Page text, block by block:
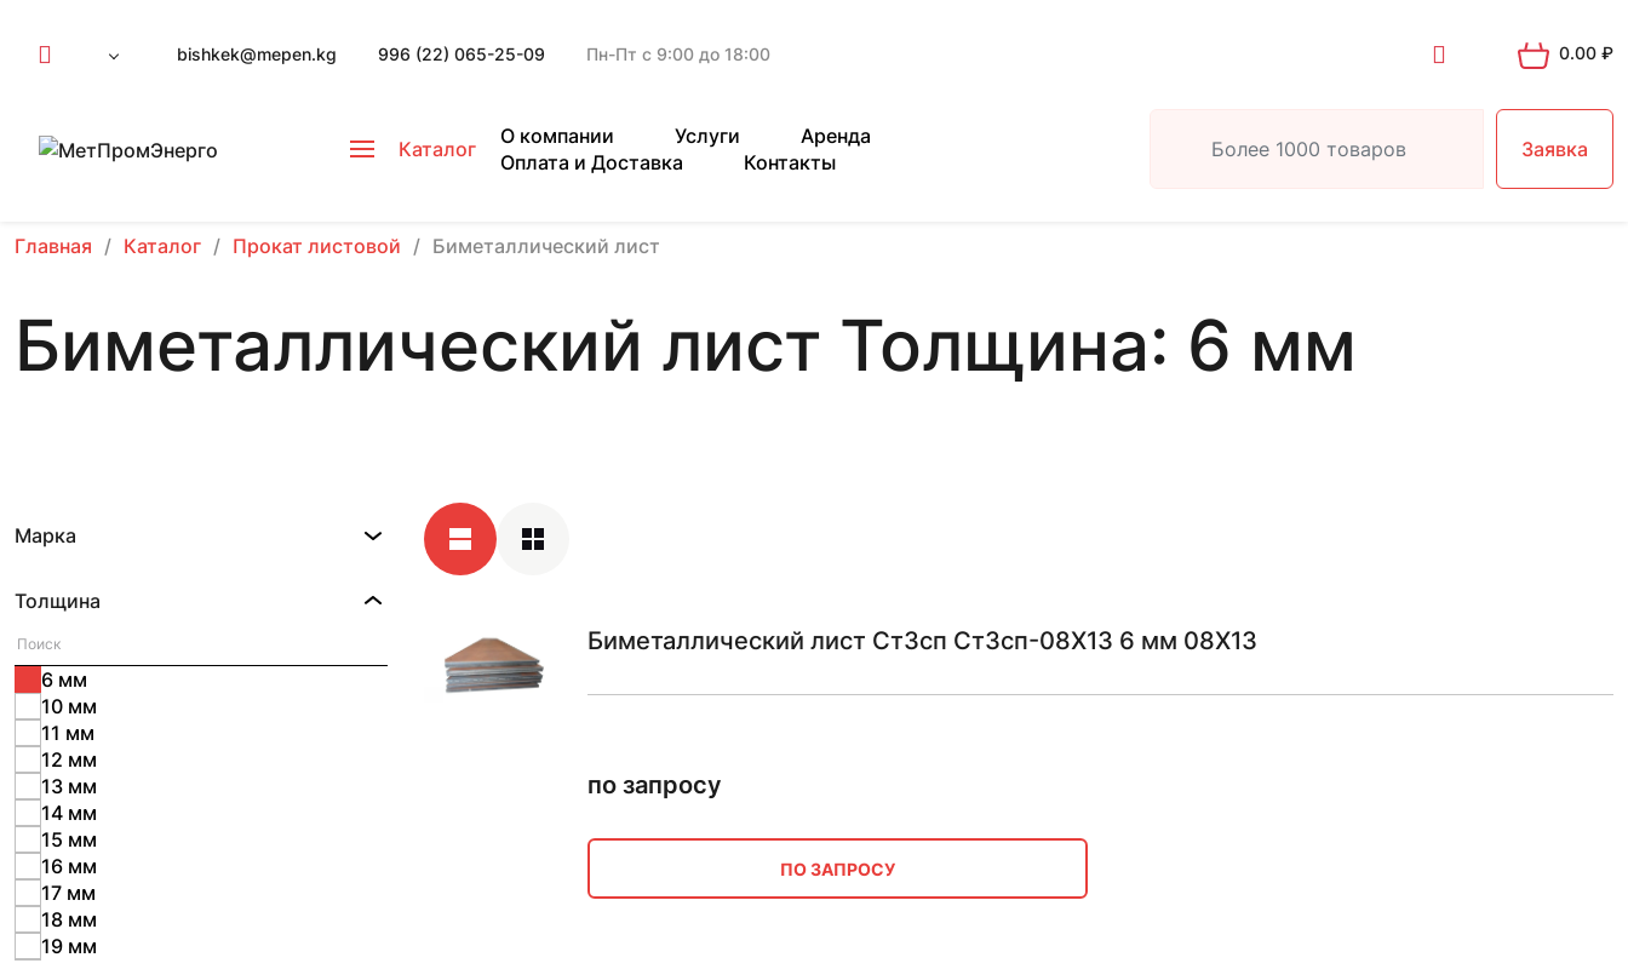
bishkek@mepen.kg 996 (22) 065-25-09 Пн-Пт с 9:00 до 18:00 0.00 ₽
Каталог
О компании Услуги
Аренда
Оплата и Доставка
Контакты
Заявка
Главная Каталог Прокат листовой Биметаллический лист
Биметаллический лист Толщина: 6 мм
Марка
Толщина
10 мм
11 мм
12 мм
13 мм
14 мм
15 мм
16 мм
17 мм
18 мм
19 мм
6 мм
Биметаллический лист Ст3сп Ст3сп-08Х13 6 мм 08Х13
по запросу
ПО ЗАПРОСУ